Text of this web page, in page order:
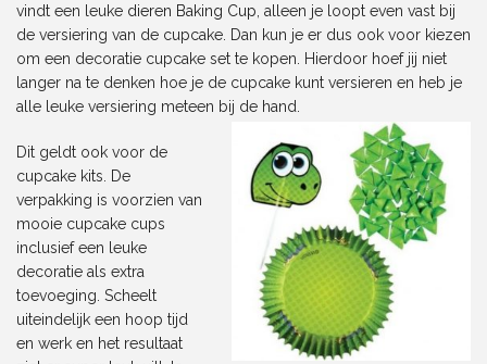
vindt een leuke dieren Baking Cup , alleen je loopt even vast bij
de versiering van de cupcake. Dan kun je er dus ook voor kiezen
om een decoratie cupcake set te kopen. Hierdoor hoef jij niet
langer na te denken hoe je de cupcake kunt versieren en heb je
alle leuke versiering meteen bij de hand.
Dit geldt ook voor de
cupcake kits. De
verpakking is voorzien van
mooie cupcake cups
inclusief een leuke
decoratie als extra
toevoeging. Scheelt
uiteindelijk een hoop tijd
en werk en het resultaat